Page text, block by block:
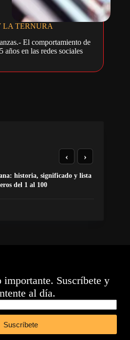
LA TERNURA
El comportamiento de
años en las redes sociales
historia, significado y lista
del 1 al 100
‹ ›
importante. Suscríbete y
al día.
Suscríbete